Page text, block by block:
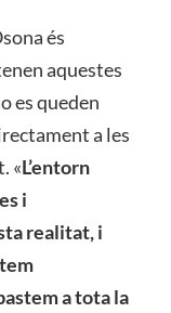
és
aquestes
es queden
a les
«L’entorn
i
realitat, i
a tota la